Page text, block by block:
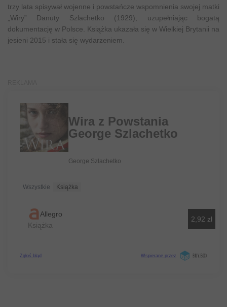
trzy lata spisywał wojenne i powstańcze wspomnienia swojej matki
„Wiry” Danuty Szlachetko (1929), uzupełniając bogatą
dokumentację w Polsce. Książka ukazała się w Wielkiej Brytanii na
jesieni 2015 i stała się wydarzeniem.